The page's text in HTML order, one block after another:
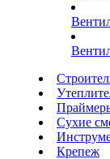
Сухие
Крепеж